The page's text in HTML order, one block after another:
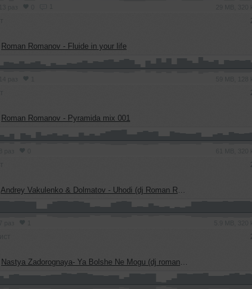
Roman Romanov - Fluide in your life
Roman Romanov - Pyramida mix 001
Andrey Vakulenko & Dolmatov - Uhodi (dj Roman Romanov remix)
Nastya Zadorognaya- Ya Bolshe Ne Mogu (dj roman romanov rmx)